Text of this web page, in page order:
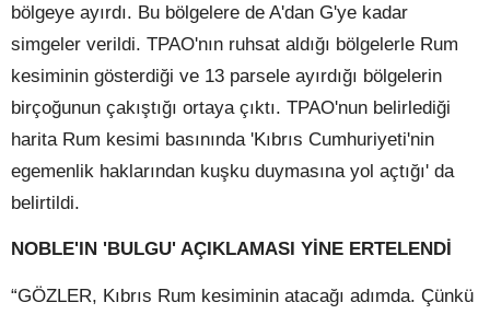
bölgeye ayırdı. Bu bölgelere de A'dan G'ye kadar
simgeler verildi. TPAO'nın ruhsat aldığı bölgelerle Rum
kesiminin gösterdiği ve 13 parsele ayırdığı bölgelerin
birçoğunun çakıştığı ortaya çıktı. TPAO'nun belirlediği
harita Rum kesimi basınında 'Kıbrıs Cumhuriyeti'nin
egemenlik haklarından kuşku duymasına yol açtığı' da
belirtildi.
NOBLE'IN 'BULGU' AÇIKLAMASI YİNE ERTELENDİ
“GÖZLER, Kıbrıs Rum kesiminin atacağı adımda. Çünkü